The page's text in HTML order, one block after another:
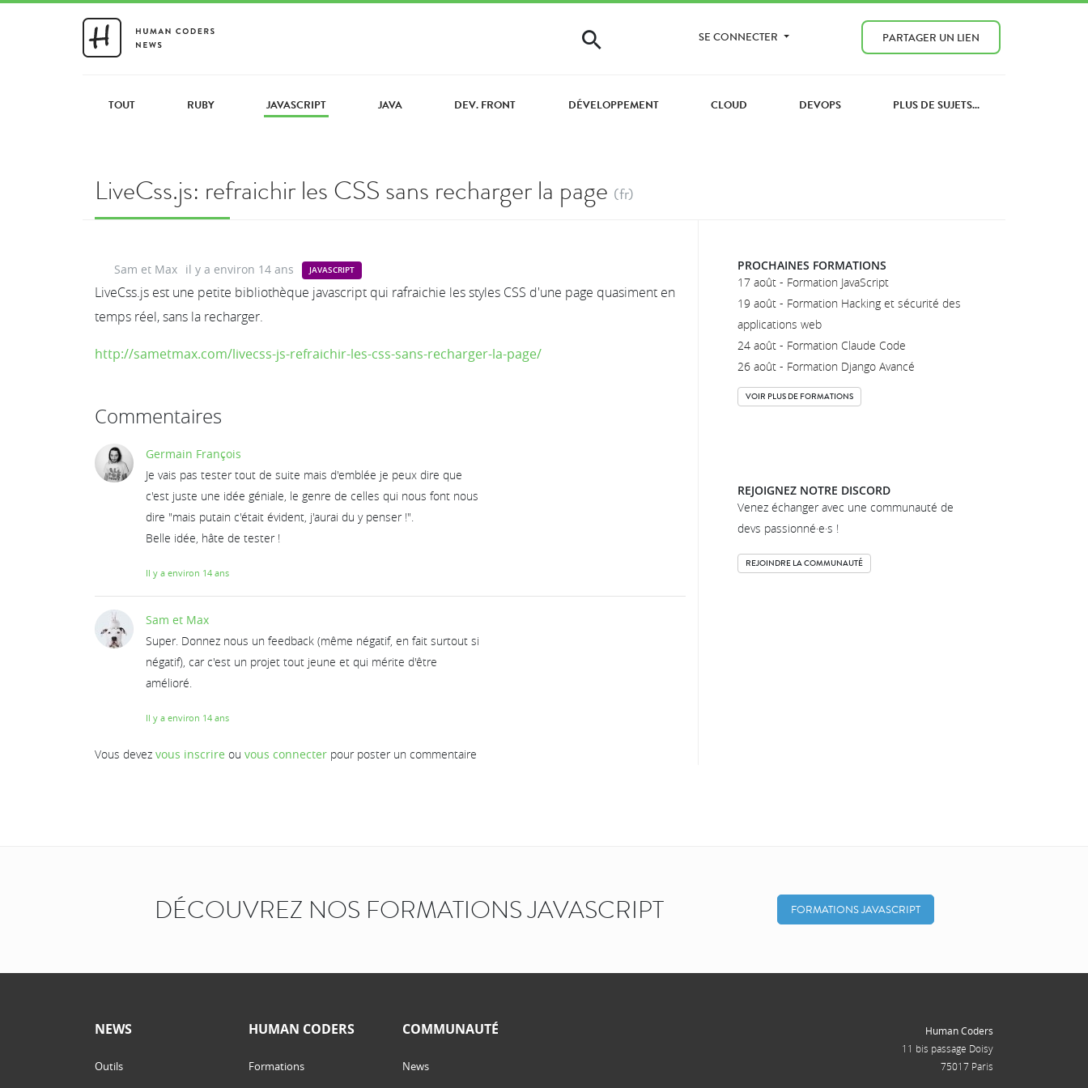
SE CONNECTER PARTAGER UN LIEN
TOUT RUBY JAVASCRIPT JAVA DEV. FRONT DÉVELOPPEMENT CLOUD DEVOPS PLUS DE SUJETS...
LiveCss.js: refraichir les CSS sans recharger la page (fr)
Sam et Max il y a environ 14 ans JAVASCRIPT
LiveCss.js est une petite bibliothèque javascript qui rafraichie les styles CSS d'une page quasiment en
temps réel, sans la recharger.
http://sametmax.com/livecss-js-refraichir-les-css-sans-recharger-la-page/
Commentaires
Germain François
Je vais pas tester tout de suite mais d'emblée je peux dire que
c'est juste une idée géniale, le genre de celles qui nous font nous
dire "mais putain c'était évident, j'aurai du y penser !".
Belle idée, hâte de tester !
Il y a environ 14 ans
Sam et Max
Super. Donnez nous un feedback (même négatif, en fait surtout si
négatif), car c'est un projet tout jeune et qui mérite d'être
amélioré.
Il y a environ 14 ans
Vous devez vous inscrire ou vous connecter pour poster un commentaire
PROCHAINES FORMATIONS
17 août - Formation JavaScript
19 août - Formation Hacking et sécurité des
applications web
24 août - Formation Claude Code
26 août - Formation Django Avancé
VOIR PLUS DE FORMATIONS
REJOIGNEZ NOTRE DISCORD
Venez échanger avec une communauté de
devs passionné·e·s !
REJOINDRE LA COMMUNAUTÉ
DÉCOUVREZ NOS FORMATIONS JAVASCRIPT FORMATIONS JAVASCRIPT
NEWS
Outils
HUMAN CODERS
Formations
COMMUNAUTÉ
News
Human Coders
11 bis passage Doisy
75017 Paris